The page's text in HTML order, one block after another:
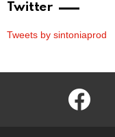
Twitter
Tweets by sintoniaprod
facebook